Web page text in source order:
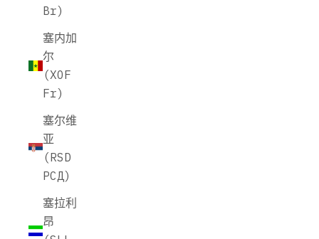
Br)
塞内加
尔
(XOF
Fr)
塞尔维
亚
(RSD
РСД)
塞拉利
昂